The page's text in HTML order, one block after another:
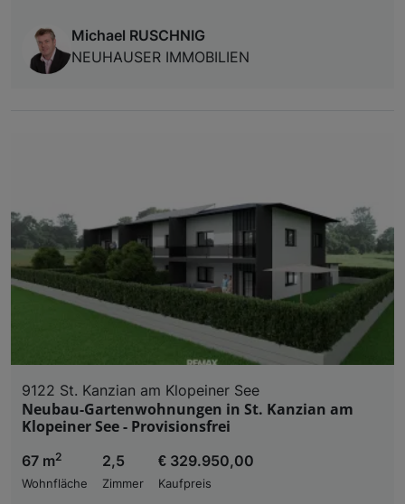
Michael RUSCHNIG
NEUHAUSER IMMOBILIEN
9122 St. Kanzian am Klopeiner See
Neubau-Gartenwohnungen in St. Kanzian am
Klopeiner See - Provisionsfrei
67 m2
Wohnfläche
2,5
Zimmer
€ 329.950,00
Kaufpreis